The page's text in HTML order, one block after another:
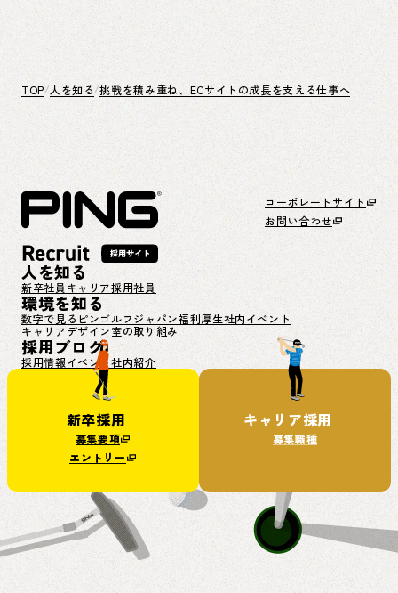
TOP 人を知る 挑戦を積み重ね、ECサイトの成長を支える仕事へ
コーポレートサイト
お問い合わせ
人を知る
新卒社員 キャリア採用社員
環境を知る
数字で見るピンゴルフジャパン福利厚生社内イベント
キャリアデザイン室の取り組み
採用ブログ
採用情報イベント社内紹介
新卒採用
募集要項
エントリー
キャリア採用
募集職種